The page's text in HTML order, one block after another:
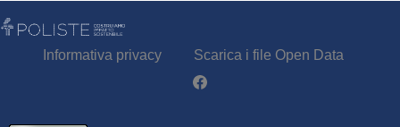
Informativa privacy
Scarica i file Open Data
Partecipa - Poliste su Facebook